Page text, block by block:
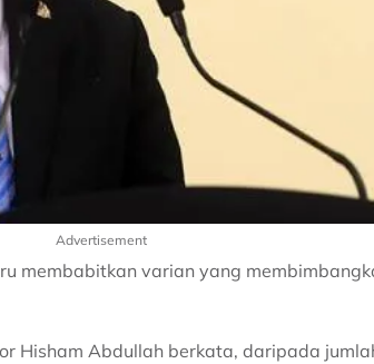
Advertisement
membabitkan varian yang
Hisham Abdullah berkata, daripada